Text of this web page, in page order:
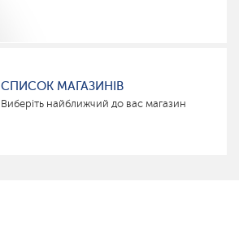
СПИСОК МАГАЗИНІВ
Виберіть найближчий до вас магазин